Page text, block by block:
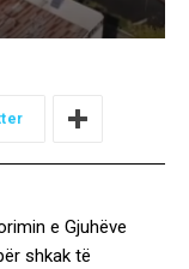
e Gjuhëve
shkak të